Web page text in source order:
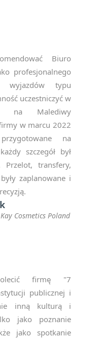
Biuro
profesjonalnego
wyjazdów typu
uczestniczyć w
na Malediwy
w marcu 2022
na
szczegół był
transfery,
zaplanowane i
Cosmetics Poland
firmę "7
publicznej i
inną kulturą i
jako poznanie
jako spotkanie